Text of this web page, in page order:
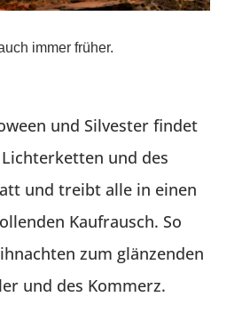
immer früher.
und Silvester findet
und des
und treibt alle in einen
Kaufrausch. So
zum glänzenden
und des Kommerz.